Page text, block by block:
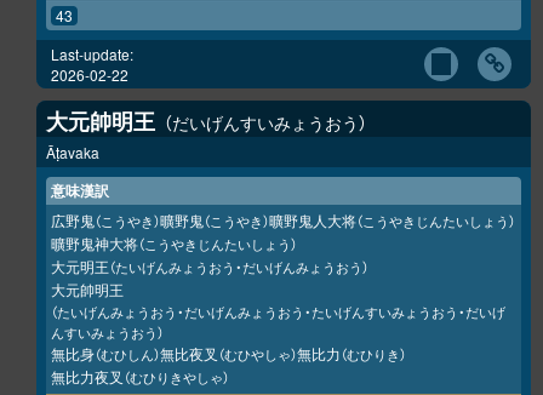
43
Last-update:
2026-02-22
大元帥明王 だいげんすいみょうおう
Āṭavaka
意味漢訳
広野鬼（こうやき）曠野鬼（こうやき）曠野鬼人大将（こうやきじんたいしょう）
曠野鬼神大将（こうやきじんたいしょう）
大元明王（たいげんみょうおう・だいげんみょうおう）
大元帥明王
（たいげんみょうおう・だいげんみょうおう・たいげんすいみょうおう・だいげ
んすいみょうおう）
無比身（むひしん）無比夜叉 （むひやしゃ）無比力（むひりき）
無比力夜叉 （むひりきやしゃ）